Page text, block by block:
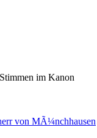
im Kanon
von MÃ¼nchhausen